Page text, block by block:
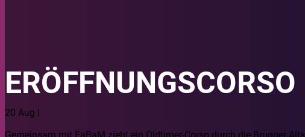
ERÖFFNUNGSCORSO
20 Aug |